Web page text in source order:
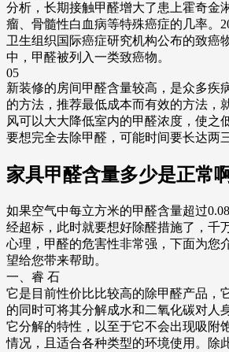
分析，长期接触甲醛增大了患上霍奇金
瘤、骨髓性白血病等特殊癌症的几率。
卫生组织国际癌症研究机构公布的致癌
中，甲醛被列入一类致癌物。
05
新装修的房间甲醛含量较高，是众多疾
的方法，推荐最低成本而有效的方法，
风可以大大降低室内的甲醛浓度，使之
要想完全去除甲醛，可能时间要长达两
家具甲醛含量多少是正常
如果空气中每立方米的甲醛含量超过
经超标，此时就要想好除醛措施了，千
心理，甲醛的危害性非常强，下面为您
望给您带来帮助。
一、睿 石
它是目前性价比比较高的除甲醛产品，
的同时可将其分解成水和二氧化碳对人
它分解的特性，以至于它不会出现吸附
情况，且适合各种类型的环境使用。除